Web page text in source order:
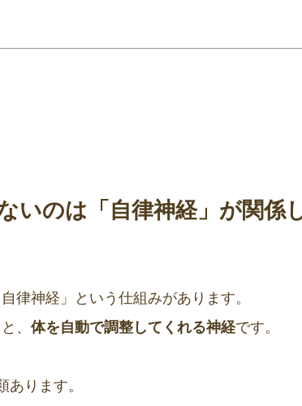
いのは「自律神経」が関係
律神経」という仕組みがあります。
、 体を自動で調整してくれる神経です。
あります。